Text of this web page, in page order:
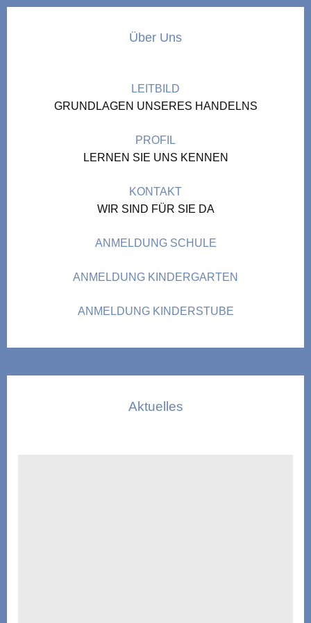
Über Uns
LEITBILD
GRUNDLAGEN UNSERES HANDELNS
PROFIL
LERNEN SIE UNS KENNEN
KONTAKT
WIR SIND FÜR SIE DA
ANMELDUNG SCHULE
ANMELDUNG KINDERGARTEN
ANMELDUNG KINDERSTUBE
Aktuelles